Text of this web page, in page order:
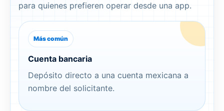
para quienes prefieren operar desde una app.
Más común
Cuenta bancaria
Depósito directo a una cuenta mexicana a
nombre del solicitante.